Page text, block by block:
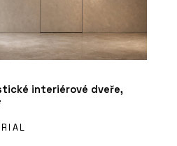
interiérové dveře,